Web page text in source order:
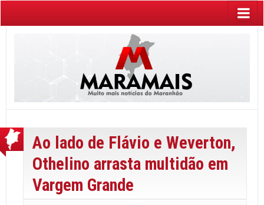
Ao lado de Flávio e Weverton,
Othelino arrasta multidão em
Vargem Grande